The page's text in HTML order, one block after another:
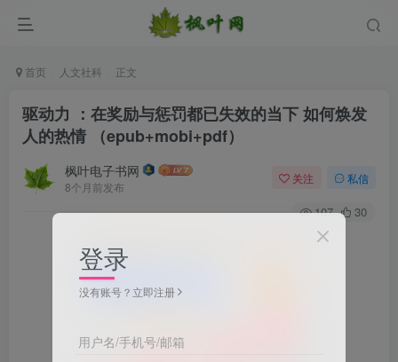
首页 人文社科 正文
驱动力 ：在奖励与惩罚都已失效的当下 如何焕发
人的热情 （epub+mobi+pdf）
枫叶电子书网
8个月前发布
关注 私信
107 30
登录
没有账号？立即注册
用户名/手机号/邮箱